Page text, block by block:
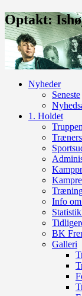
Optakt:
Nyheder
Seneste
1. Holdet
Truppen
Info
BK
Galleri